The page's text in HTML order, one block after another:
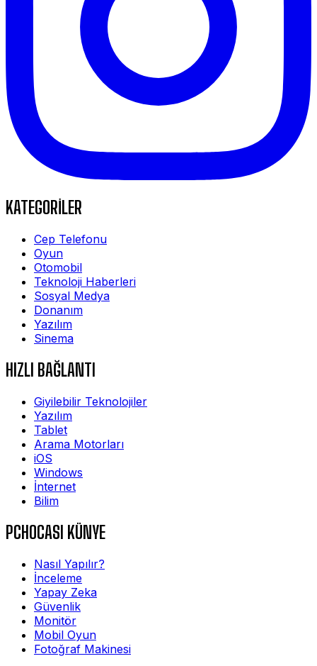
KATEGORİLER
Cep Telefonu
Oyun
Otomobil
Teknoloji Haberleri
Sosyal Medya
Donanım
Yazılım
Sinema
HIZLI BAĞLANTI
Giyilebilir Teknolojiler
Yazılım
Tablet
Arama Motorları
iOS
Windows
İnternet
Bilim
PCHOCASI KÜNYE
Nasıl Yapılır?
İnceleme
Yapay Zeka
Güvenlik
Monitör
Mobil Oyun
Fotoğraf Makinesi